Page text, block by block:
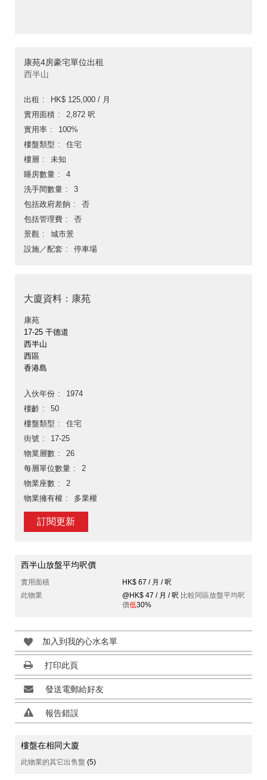
康苑4房豪宅單位出租
西半山
出租
HK$ 125,000 / 月
實用面積
2,872 呎
實用率
100%
樓盤類型
住宅
樓層
未知
睡房數量
4
洗手間數量
3
包括政府差餉
否
包括管理費
否
景觀
城市景
設施／配套
停車場
大廈資料：康苑
康苑
17-25 干德道
西半山
西區
香港島
入伙年份
1974
樓齡
50
樓盤類型
住宅
街號
17-25
物業層數
26
每層單位數量
2
物業座數
2
物業擁有權
多業權
訂閱更新
西半山放盤平均呎價
實用面積
HK$ 67 / 月 / 呎
此物業
@HK$ 47 / 月 / 呎 比較同區放盤平均呎
價低30%
加入到我的心水名單
打印此頁
發送電郵給好友
報告錯誤
樓盤在相同大廈
此物業的其它出售盤 (5)